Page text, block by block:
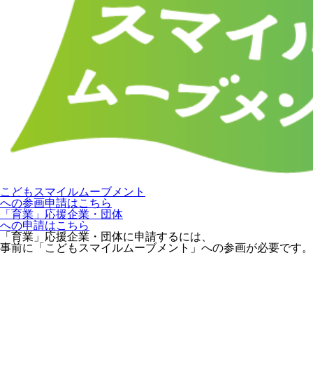
こどもスマイルムーブメント
への参画申請はこちら
「育業」応援企業・団体
への申請はこちら
「育業」応援企業・団体に申請するには、
事前に「こどもスマイルムーブメント」への参画が必要です。